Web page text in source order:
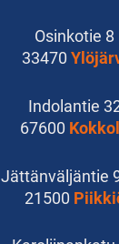
Osinkotie 8
33470
Indolantie
67600
Jättänväljäntie
21500